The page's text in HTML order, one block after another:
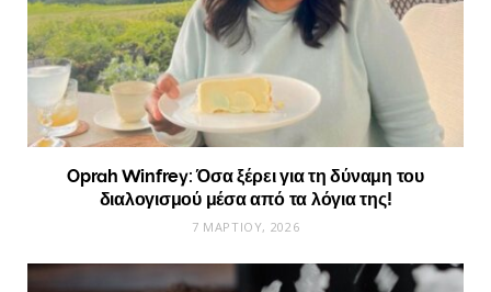
Oprah Winfrey: Όσα ξέρει για τη δύναμη του
διαλογισμού μέσα από τα λόγια της!
7 ΜΑΡΤΊΟΥ, 2026